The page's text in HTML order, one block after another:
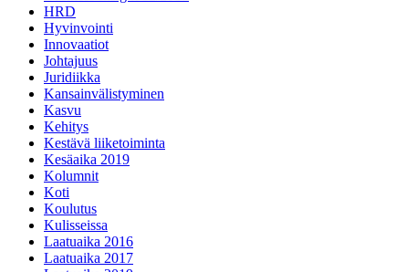
HRD
Hyvinvointi
Innovaatiot
Johtajuus
Juridiikka
Kansainvälistyminen
Kasvu
Kehitys
Kestävä liiketoiminta
Kesäaika 2019
Kolumnit
Koti
Koulutus
Kulisseissa
Laatuaika 2016
Laatuaika 2017